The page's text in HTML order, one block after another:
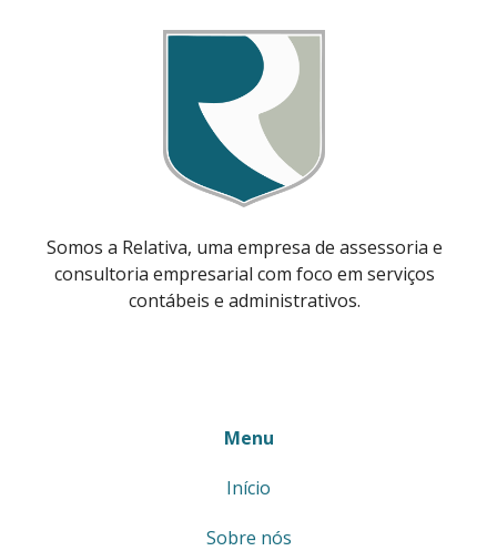
Somos a Relativa, uma empresa de assessoria e
consultoria empresarial com foco em serviços
contábeis e administrativos.
Menu
Início
Sobre nós